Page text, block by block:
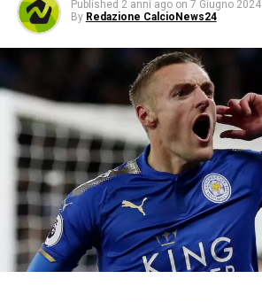
Published 2 anni ago on 7 Giugno 2024
By Redazione CalcioNews24